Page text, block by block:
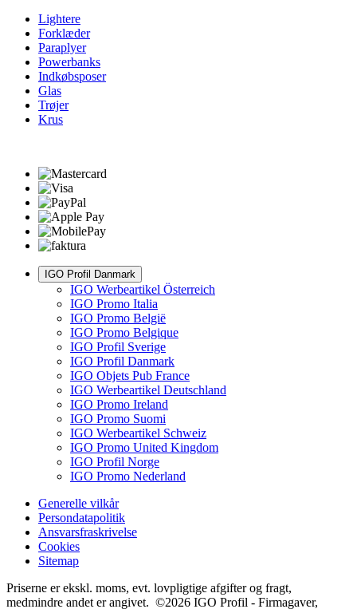
Lightere
Forklæder
Paraplyer
Powerbanks
Indkøbsposer
Glas
Trøjer
Krus
IGO Profil Danmark
IGO Werbeartikel Österreich
IGO Promo Italia
IGO Promo België
IGO Promo Belgique
IGO Profil Sverige
IGO Profil Danmark
IGO Objets Pub France
IGO Werbeartikel Deutschland
IGO Promo Ireland
IGO Promo Suomi
IGO Werbeartikel Schweiz
IGO Promo United Kingdom
IGO Profil Norge
IGO Promo Nederland
Generelle vilkår
Persondatapolitik
Ansvarsfraskrivelse
Cookies
Sitemap
Priserne er ekskl. moms, evt. lovpligtige afgifter og fragt,
medmindre andet er angivet. ©2026 IGO Profil - Firmagaver,